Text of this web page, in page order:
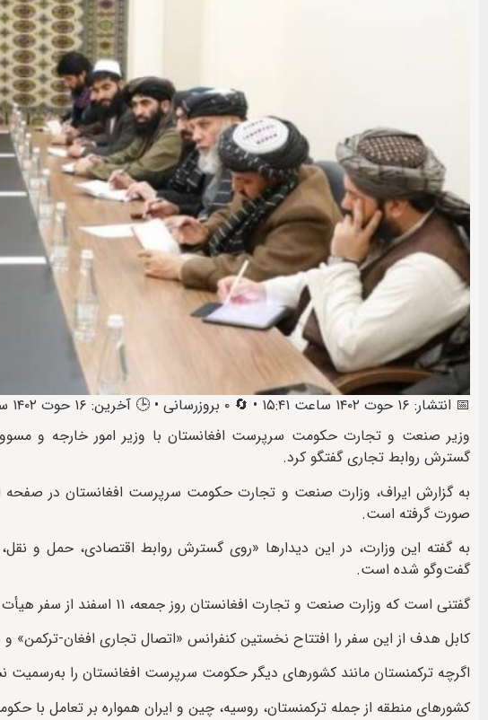
📅 انتشار: ۱۶ حوت ۱۴۰۲ ساعت ۱۵:۴۱ • 🔄 ۰ بروزرسانی • 🕒 آخرین: ۱۶ حوت ۱۴۰۲ ساعت ۱۶:۳۳
وزیر صنعت و تجارت حکومت سرپرست افغانستان با وزیر امور خارجه و
گسترش روابط تجاری گفتگو کرد.
صورت گرفته است.
به گفته این وزارت، در این دیدارها «روی گسترش روابط اقتصادی، حمل و
گفت‌وگو شده است.
گفتنی است که وزارت صنعت و تجارت افغانستان روز جمعه، ۱۱ اسفند از سفر هیأت این وزارت به ترکمنستان خبر داد.
کابل هدف از این سفر را افتتاح نخستین کنفرانس «اتصال تجاری افغان-ترکمن»
اگرچه ترکمنستان مانند کشورهای دیگر حکومت سرپرست افغانستان را به‌رسمیت
کشورهای منطقه از جمله ترکمنستان، روسیه، چین و ایران همواره بر تعامل با